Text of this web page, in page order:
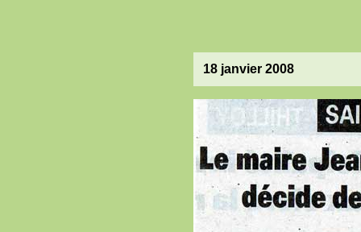
18 janvier 2008